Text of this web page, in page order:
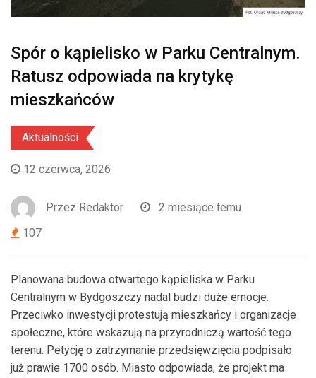
Spór o kąpielisko w Parku Centralnym.
Ratusz odpowiada na krytykę
mieszkańców
Aktualności
12 czerwca, 2026
Przez Redaktor
2 miesiące temu
107
Planowana budowa otwartego kąpieliska w Parku
Centralnym w Bydgoszczy nadal budzi duże emocje.
Przeciwko inwestycji protestują mieszkańcy i organizacje
społeczne, które wskazują na przyrodniczą wartość tego
terenu. Petycję o zatrzymanie przedsięwzięcia podpisało
już prawie 1700 osób. Miasto odpowiada, że projekt ma